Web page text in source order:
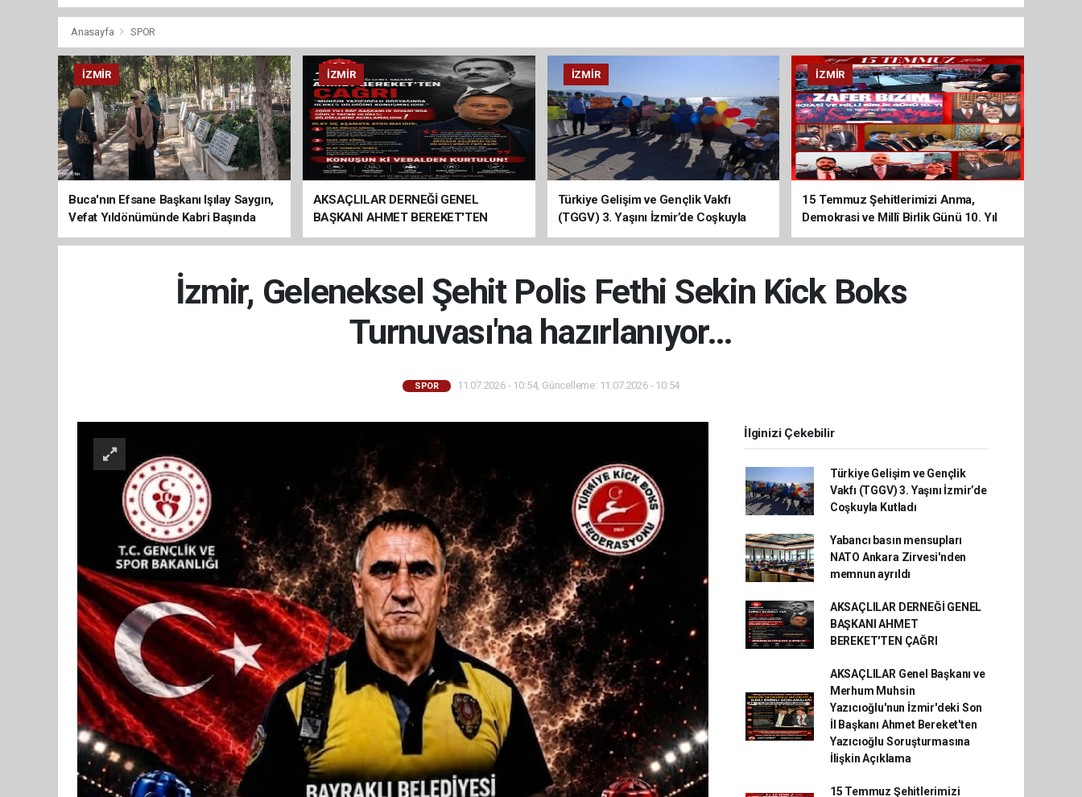
Anasayfa SPOR
İZMIR
Buca'nın Efsane Başkanı Işılay Saygın,
Vefat Yıldönümünde Kabri Başında
Anıldı
İZMIR
AKSAÇLILAR DERNEĞİ GENEL
BAŞKANI AHMET BEREKET'TEN
ÇAĞRI
İZMIR
Türkiye Gelişim ve Gençlik Vakfı
(TGGV) 3. Yaşını İzmir’de Coşkuyla
Kutladı
İZMIR
15 Temmuz Şehitlerimizi Anma,
Demokrasi ve Millî Birlik Günü 10. Yıl
Programına Yoğun Katılım
İzmir, Geleneksel Şehit Polis Fethi Sekin Kick Boks
Turnuvası'na hazırlanıyor…
SPOR 11.07.2026 - 10:54, Güncelleme: 11.07.2026 - 10:54
İlginizi Çekebilir
Türkiye Gelişim ve Gençlik
Vakfı (TGGV) 3. Yaşını İzmir’de
Coşkuyla Kutladı
Yabancı basın mensupları
NATO Ankara Zirvesi'nden
memnun ayrıldı
AKSAÇLILAR DERNEĞİ GENEL
BAŞKANI AHMET
BEREKET'TEN ÇAĞRI
AKSAÇLILAR Genel Başkanı ve
Merhum Muhsin
Yazıcıoğlu'nun İzmir'deki Son
İl Başkanı Ahmet Bereket'ten
Yazıcıoğlu Soruşturmasına
İlişkin Açıklama
15 Temmuz Şehitlerimizi